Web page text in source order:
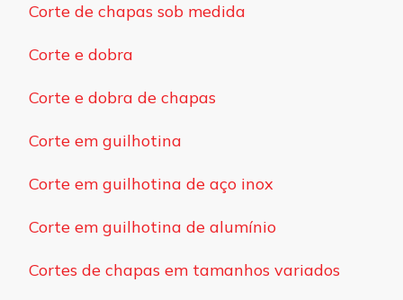
Corte de chapas sob medida
Corte e dobra
Corte e dobra de chapas
Corte em guilhotina
Corte em guilhotina de aço inox
Corte em guilhotina de alumínio
Cortes de chapas em tamanhos variados